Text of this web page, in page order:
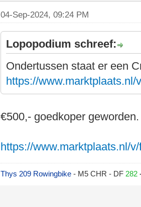
04-Sep-2024, 09:24 PM
Lopopodium schreef:
Ondertussen staat er een
https://
€500,- goedkoper geworden.
https://www.marktplaats.nl/
Thys 209 Rowingbike- M5 CHR - DF 282